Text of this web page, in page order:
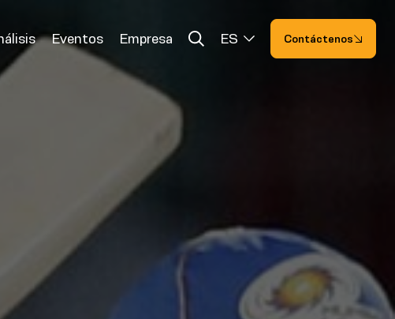
Eventos Empresa ES Contáctenos